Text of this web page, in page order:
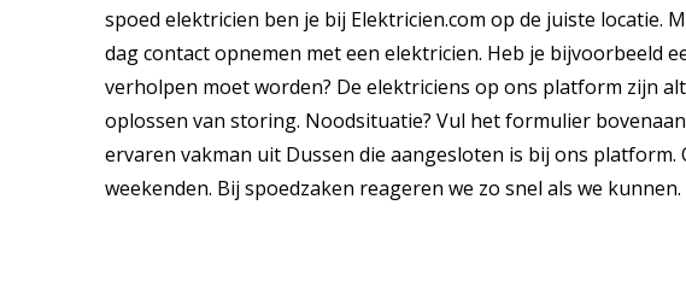
spoed elektricien ben je bij Elektricien.com op de juiste locatie.
dag contact opnemen met een elektricien. Heb je bijvoorbeeld
verholpen moet worden? De elektriciens op ons platform zijn
oplossen van storing. Noodsituatie? Vul het formulier
ervaren vakman uit Dussen die aangesloten is bij ons
weekenden. Bij spoedzaken reageren we zo snel als we kunnen.